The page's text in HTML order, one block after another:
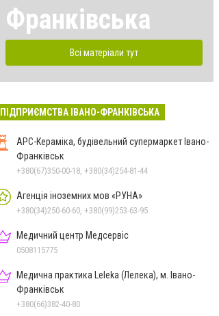
Франківська
Всі матеріали тут
ПІДПРИЄМСТВА ІВАНО-ФРАНКІВСЬКА
АРС-Кераміка, будівельний супермаркет Івано-
Франківськ
+380(67)350-00-18, +380(34)254-81-44
Агенція іноземних мов «РУНА»
+380(34)250-60-60, +380(99)253-63-95
Медичний центр Медсервіс
0508115775
Медична практика Leleka (Лелека), м. Івано-
Франківськ
+380(66)382-40-80